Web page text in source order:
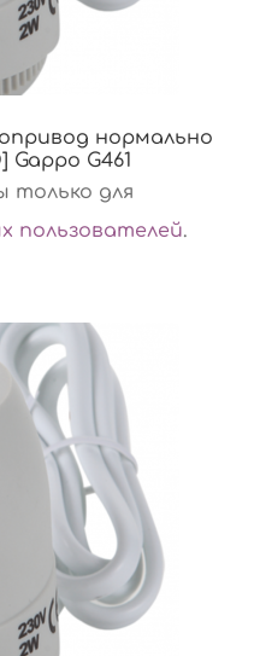
нормально
G461
только для
пользователей.